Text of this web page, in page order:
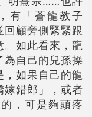
有「蒼龍教子
顧旁側緊緊跟
如此看來，龍
為自己的兒孫操
如果自己的龍
嫁錯郎」，或者
，可是夠頭疼